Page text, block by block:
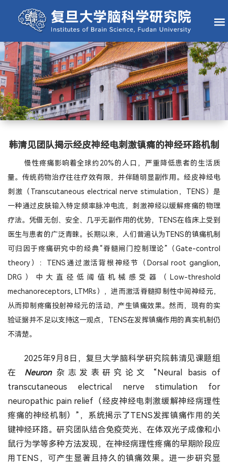
韩清见团队揭示经皮神经电刺激镇痛的神经环路机制
慢性疼痛影响着全球约20%的人口，严重降低患者的生活质
量。传统药物治疗往往疗效有限，并伴随明显副作用。经皮神经电
刺激（Transcutaneous electrical nerve stimulation，TENS）是
一种通过皮肤输入特定频率脉冲电流，刺激神经以缓解疼痛的物理
疗法。凭借无创、安全、几乎无副作用的优势，TENS在临床上受到
医生与患者的广泛青睐。长期以来，人们普遍认为TENS的镇痛机制
可归因于疼痛研究中的经典“脊髓闸门控制理论”（Gate-control
theory）：TENS通过激活背根神经节（Dorsal root ganglion,
DRG）中大直径低阈值机械感受器（Low-threshold
mechanoreceptors, LTMRs），进而激活脊髓抑制性中间神经元，
从而抑制疼痛投射神经元的活动，产生镇痛效果。然而，现有的实
验证据并不足以支持这一观点，TENS在发挥镇痛作用的真实机制仍
不清楚。
2025年9月8日，复旦大学脑科学研究院韩清见课题组
在 Neuron杂志发表研究论文 “Neural basis of
transcutaneous electrical nerve stimulation for
neuropathic pain relief（经皮神经电刺激缓解神经病理性
疼痛的神经机制）”，系统揭示了TENS发挥镇痛作用的关
键神经环路。研究团队结合免疫荧光、在体双光子成像和小
鼠行为学等多种方法发现，在神经病理性疼痛的早期阶段应
用TENS，可产生显著且持久的镇痛效果。进一步研究显